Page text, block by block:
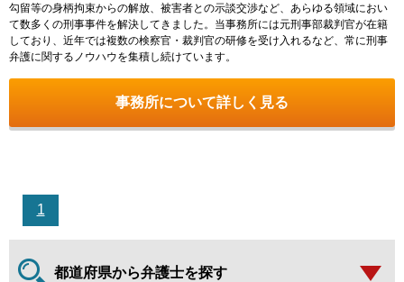
勾留等の身柄拘束からの解放、被害者との示談交渉など、あらゆる領域におい
て数多くの刑事事件を解決してきました。当事務所には元刑事部裁判官が在籍
しており、近年では複数の検察官・裁判官の研修を受け入れるなど、常に刑事
弁護に関するノウハウを集積し続けています。
事務所について詳しく見る
1
都道府県から弁護士を探す